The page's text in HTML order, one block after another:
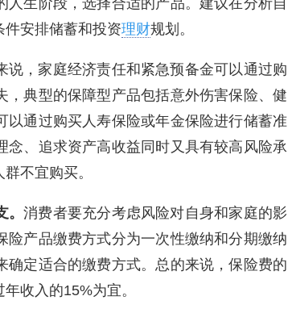
生阶段，选择合适的产品。建议在分析自
安排储蓄和投资理财规划。
说，家庭经济责任和紧急预备金可以通过购
典型的保障型产品包括意外伤害保险、健
以通过购买人寿保险或年金保险进行储蓄准
、追求资产高收益同时又具有较高风险承
不宜购买。
。消费者要充分考虑风险对自身和家庭的影
产品缴费方式分为一次性缴纳和分期缴纳
定适合的缴费方式。总的来说，保险费的
收入的15%为宜。